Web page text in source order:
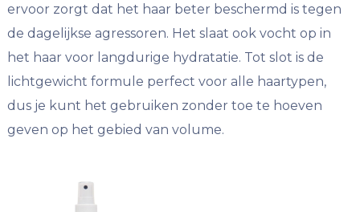
ervoor zorgt dat het haar beter beschermd is tegen
de dagelijkse agressoren. Het slaat ook vocht op in
het haar voor langdurige hydratatie. Tot slot is de
lichtgewicht formule perfect voor alle haartypen,
dus je kunt het gebruiken zonder toe te hoeven
geven op het gebied van volume.